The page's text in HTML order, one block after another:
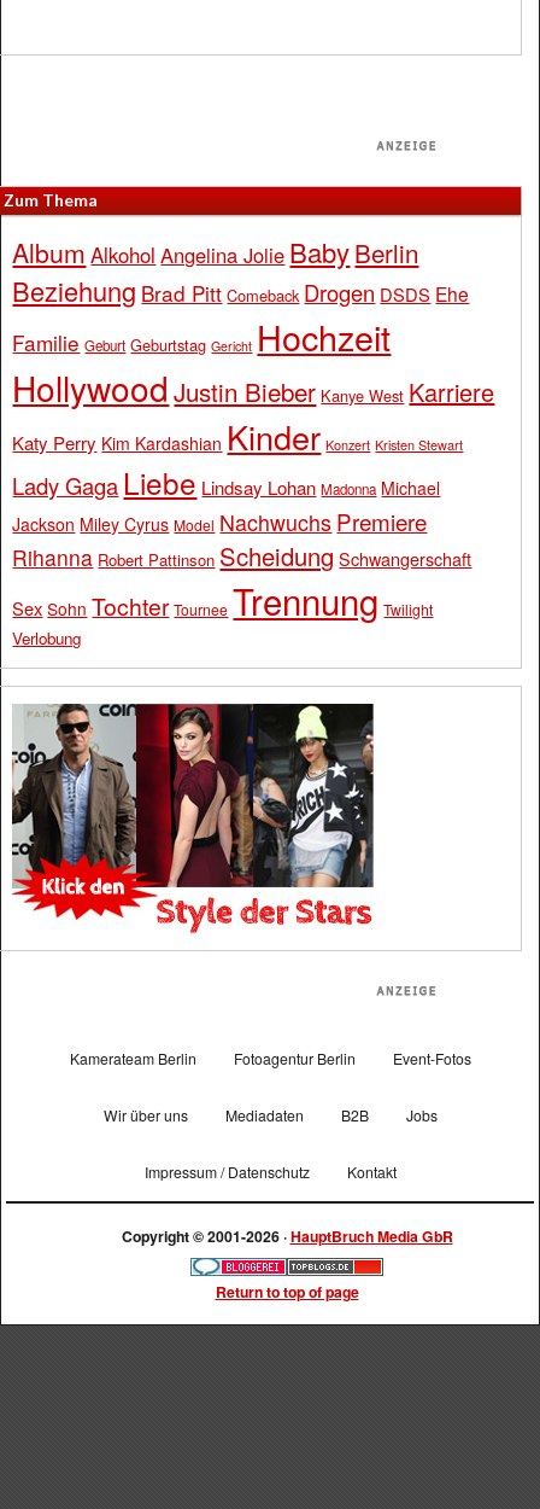
Zum Thema
Album Alkohol Angelina Jolie BabyBerlin
Beziehung Brad Pitt Comeback Drogen DSDS Ehe
Familie Geburt Geburtstag Gericht Hochzeit
Hollywood Justin Bieber Kanye West Karriere
Katy Perry Kim Kardashian Kinder Konzert Kristen Stewart
Lady Gaga Liebe Lindsay Lohan Madonna Michael
Jackson Miley Cyrus Model Nachwuchs Premiere
Rihanna Robert Pattinson Scheidung Schwangerschaft
Sex Sohn Tochter Tournee Trennung Twilight
Verlobung
Kamerateam Berlin Fotoagentur Berlin Event-Fotos
Wir über uns Mediadaten B2B Jobs
Impressum / Datenschutz Kontakt
Copyright © 2001-2026 ·HauptBruch Media GbR
Return to top of page